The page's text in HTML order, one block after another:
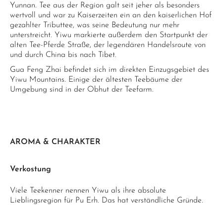
Yunnan. Tee aus der Region galt seit jeher als besonders
wertvoll und war zu Kaiserzeiten ein an den kaiserlichen Hof
gezahlter Tributtee, was seine Bedeutung nur mehr
unterstreicht. Yiwu markierte außerdem den Startpunkt der
alten Tee-Pferde Straße, der legendären Handelsroute von
und durch China bis nach Tibet.
Gua Feng Zhai befindet sich im direkten Einzugsgebiet des
Yiwu Mountains. Einige der ältesten Teebäume der
Umgebung sind in der Obhut der Teefarm.
AROMA & CHARAKTER
Verkostung
Viele Teekenner nennen Yiwu als ihre absolute
Lieblingsregion für Pu Erh. Das hat verständliche Gründe.